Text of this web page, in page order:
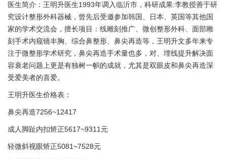
医生简介：王明升医生1993年调入临沂市，科研成果:李教授善于研
究设计整形外科器械，曾先后受邀参加韩国、日本、英国等其他国
家的学术交流会，擅长项目：线雕刻推广、微创整形外科、面部雕
刻手术内窥镜丰胸、综合鼻整形、鼻尖再造等，王明升文多年来专
注于微整形学术研究，鼻尖再造手术量也多，对、埋线提升解决面
容衰老问题上更是有独树一帜的成就，尤其是双眼皮和鼻尖再造深
受爱美者的喜爱。
王明升医生价格表：
鼻尖再造7256~12417
成人脚趾内扣矫正5617~9311元
轻微斜视眼矫正5081~7528元